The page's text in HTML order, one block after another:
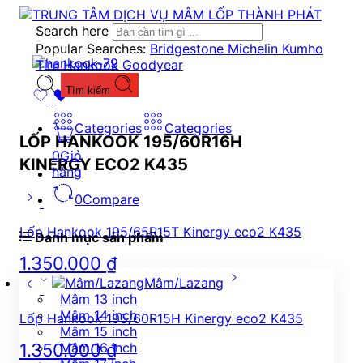
Search here
Popular Searches: Bridgestone Michelin Kumho
TireHankook Goodyear
Tìm kiếm
Categories
Categories
0Giỏ
hàng
0Compare
Danh mục sản phẩm
Mâm/Lazang
Mâm 13 inch
Mâm 14 inch
Mâm 15 inch
Mâm 16 inch
LỐP HANKOOK 195/60R16H
KINERGY ECO2 K435
Lốp Hankook 195/65R15T Kinergy eco2 K435
1.350.000 ₫
Lốp Hankook 195/60R15H Kinergy eco2 K435
1.350.000₫